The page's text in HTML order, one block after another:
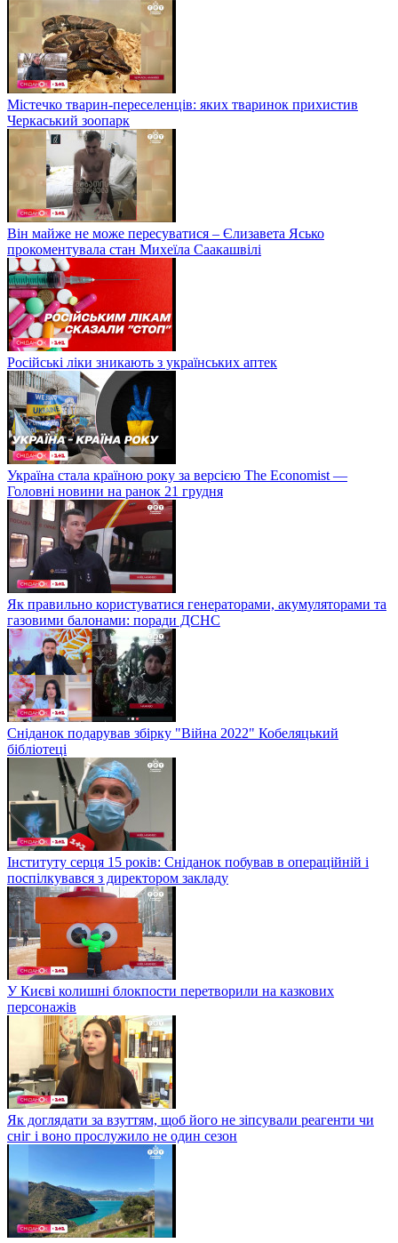
Містечко тварин-переселенців: яких тваринок прихистив
Черкаський зоопарк
Він майже не може пересуватися – Єлизавета Ясько
прокоментувала стан Михеїла Саакашвілі
Російські ліки зникають з українських аптек
Україна стала країною року за версією The Economist —
Головні новини на ранок 21 грудня
Як правильно користуватися генераторами, акумуляторами та
газовими балонами: поради ДСНС
Сніданок подарував збірку "Війна 2022" Кобеляцький
бібліотеці
Інституту серця 15 років: Сніданок побував в операційній і
поспілкувався з директором закладу
У Києві колишні блокпости перетворили на казкових
персонажів
Як доглядати за взуттям, щоб його не зіпсували реагенти чи
сніг і воно прослужило не один сезон